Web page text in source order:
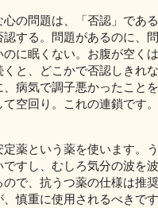
の問題は、「否認」であ
する。問題があるのに、
に眠くない。お腹が空く
と、どこかで否認しきれ
病気で調子悪かったこと
空回り。これの連鎖です
薬という薬を使います。
すし、むしろ気分の波を
で、抗うつ薬の仕様は推
慎重に使用されるべきです